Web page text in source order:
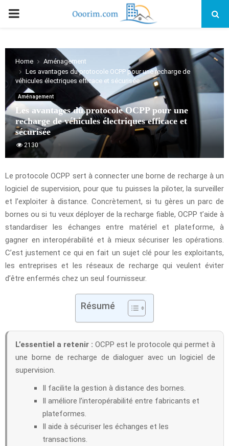
PRIMARY
Home
Aménagement
Les avantages du protocole OCPP pour une recharge de
véhicules électriques efficace et sécurisée
Aménagement
Les avantages du protocole OCPP pour une
recharge de véhicules électriques efficace et
sécurisée
2130
Le protocole OCPP sert à connecter une borne de recharge à un
logiciel de supervision, pour que tu puisses la piloter, la surveiller
et l’exploiter à distance. Concrètement, si tu gères un parc de
bornes ou si tu veux déployer de la recharge fiable, OCPP t’aide à
standardiser les échanges entre matériel et plateforme, à
gagner en interopérabilité et à mieux sécuriser les opérations.
C’est justement ce qui en fait un sujet clé pour les exploitants,
les entreprises et les réseaux de recharge qui veulent éviter
d’être enfermés chez un seul fournisseur.
Résumé
L’essentiel a retenir : OCPP est le protocole qui permet à
une borne de recharge de dialoguer avec un logiciel de
supervision.
Il facilite la gestion à distance des bornes.
Il améliore l’interopérabilité entre fabricants et
plateformes.
Il aide à sécuriser les échanges et les
transactions.